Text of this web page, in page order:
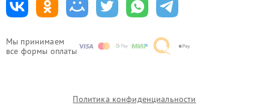
Мы принимаем
все формы оплаты
Политика конфиденциальности